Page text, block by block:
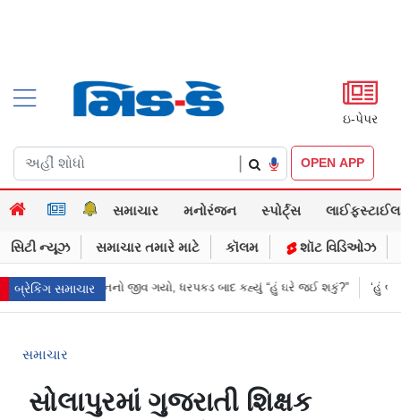
ઇ-પેપર
OPEN APP
સમાચાર મનોરંજન સ્પોર્ટ્સ લાઈફસ્ટાઈલ
સિટી ન્યૂઝ સમાચાર તમારે માટે કૉલમ શૉટ વિડિઓઝ
બ્રેકિંગ સમાચાર
જ દુલ્હનનો જીવ ગયો, ધરપકડ બાદ કહ્યું “હું ઘરે જઈ શકું?” ‘હું બાબા બાગેશ્વર
સમાચાર
સોલાપુરમાં ગુજરાતી શિક્ષક